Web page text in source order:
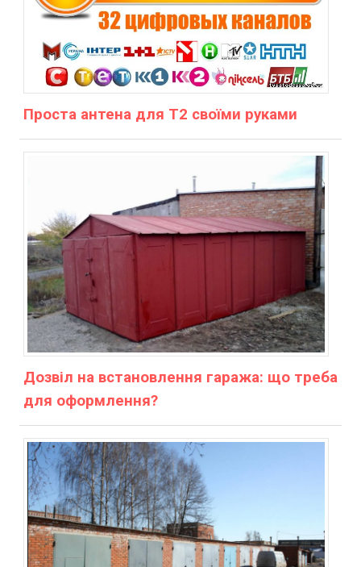
Проста антена для Т2 своїми руками
Дозвіл на встановлення гаража: що треба
для оформлення?